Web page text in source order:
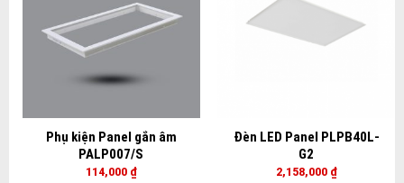
Phụ kiện Panel gắn âm
PALP007/S
114,000 ₫
Đèn LED Panel PLPB40L-
G2
2,158,000 ₫